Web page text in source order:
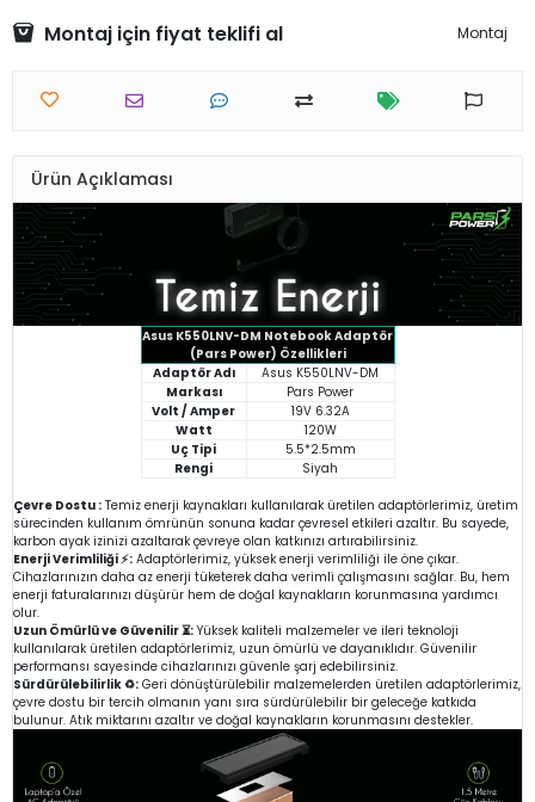
Montaj için fiyat teklifi al Montaj
Ürün Açıklaması
Asus K550LNV-DM Notebook Adaptör
(Pars Power) Özellikleri
Adaptör Adı
Asus K550LNV-DM
Markası
Pars Power
Volt / Amper
19V 6.32A
Watt
120W
Uç Tipi
5.5*2.5mm
Rengi
Siyah
Çevre Dostu : Temiz enerji kaynakları kullanılarak üretilen adaptörlerimiz, üretim
sürecinden kullanım ömrünün sonuna kadar çevresel etkileri azaltır. Bu sayede,
karbon ayak izinizi azaltarak çevreye olan katkınızı artırabilirsiniz.
Enerji Verimliliği ⚡: Adaptörlerimiz, yüksek enerji verimliliği ile öne çıkar.
Cihazlarınızın daha az enerji tüketerek daha verimli çalışmasını sağlar. Bu, hem
enerji faturalarınızı düşürür hem de doğal kaynakların korunmasına yardımcı
olur.
Uzun Ömürlü ve Güvenilir ⏳: Yüksek kaliteli malzemeler ve ileri teknoloji
kullanılarak üretilen adaptörlerimiz, uzun ömürlü ve dayanıklıdır. Güvenilir
performansı sayesinde cihazlarınızı güvenle şarj edebilirsiniz.
Sürdürülebilirlik ♻️: Geri dönüştürülebilir malzemelerden üretilen adaptörlerimiz,
çevre dostu bir tercih olmanın yanı sıra sürdürülebilir bir geleceğe katkıda
bulunur. Atık miktarını azaltır ve doğal kaynakların korunmasını destekler.